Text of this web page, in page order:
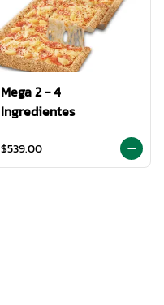
Mega 2 - 4
Ingredientes
$539.00